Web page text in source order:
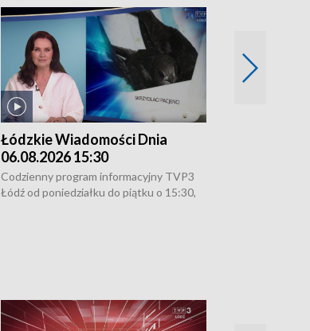
Łódzkie Wiadomości Dnia
06.08.2026 15:30
Codzienny program informacyjny TVP3
Łódź od poniedziałku do piątku o 15:30,